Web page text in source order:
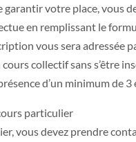
votre place, vous
en remplissant le
vous sera adressée
collectif sans s’être
d’un minimum
particulier
vous devez prendre